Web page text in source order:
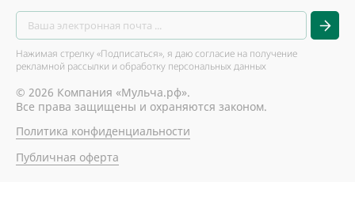
Нажимая стрелку «Подписаться», я даю согласие на получение
рекламной рассылки и обработку персональных данных
© 2026 Компания «Мульча.рф».
Все права защищены и охраняются законом.
Политика конфиденциальности
Публичная оферта